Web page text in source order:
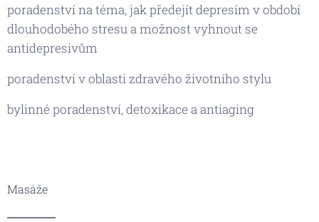
poradenství na téma, jak předejít depresím v období
dlouhodobého stresu a možnost vyhnout se
antidepresivům
poradenství v oblasti zdravého životního stylu
bylinné poradenství, detoxikace a antiaging
Masáže